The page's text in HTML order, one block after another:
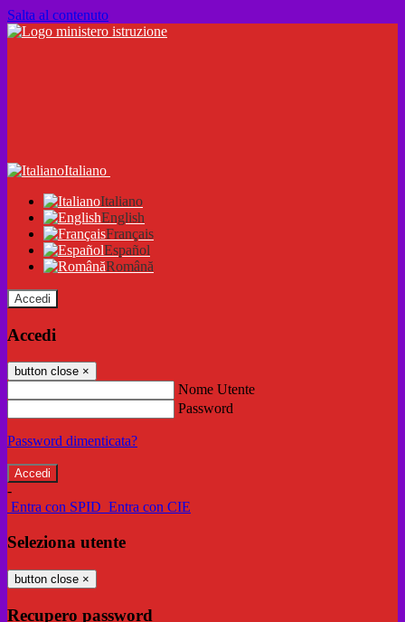
Salta al contenuto
Italiano
Italiano
English
Français
Español
Română
Accedi
Accedi
button close ×
Nome Utente
Password
Password dimenticata?
-
Entra con SPID Entra con CIE
Seleziona utente
button close ×
Recupero password